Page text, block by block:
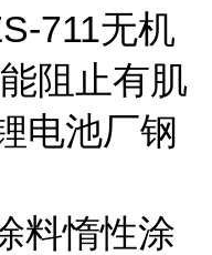
711无机
阻止有肌
电池厂钢
料惰性涂